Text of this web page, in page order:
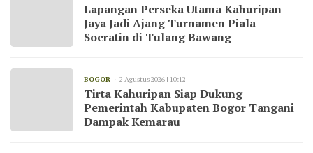
Lapangan Perseka Utama Kahuripan
Jaya Jadi Ajang Turnamen Piala
Soeratin di Tulang Bawang
BOGOR 2 Agustus 2026 | 10:12
Tirta Kahuripan Siap Dukung
Pemerintah Kabupaten Bogor Tangani
Dampak Kemarau